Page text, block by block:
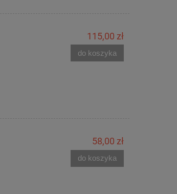
115,00 zł
do koszyka
58,00 zł
do koszyka